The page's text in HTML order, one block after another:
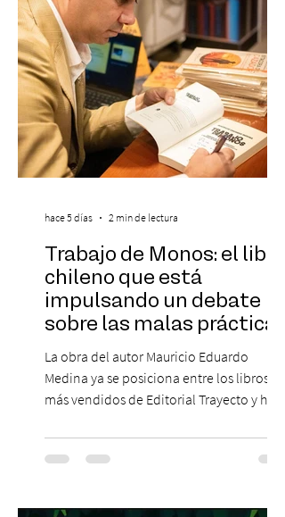
más influyentes de la industria musical.
Este reconocimiento reaf
Trabajo de Monos: el libro
chileno que está
impulsando un debate
sobre las malas prácticas
laborales y el futuro del
trabajo
La obra del autor Mauricio Eduardo
Medina ya se posiciona entre los libros
más vendidos de Editorial Trayecto y ha
para mejorar los procesos de selección
laboral en Chile. En un contexto donde el
experiencias laborales forman parte de la
hace 5 días 2 min de lectura